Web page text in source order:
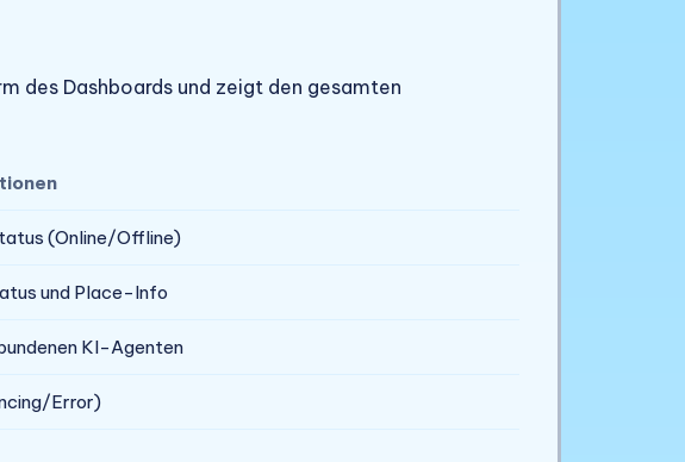
des Dashboards und zeigt den gesamten
(Online/Offline)
und Place-Info
KI-Agenten
Error)